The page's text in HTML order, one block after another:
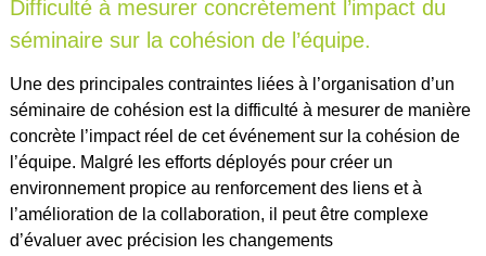
Difficulté à mesurer concrètement l’impact du
séminaire sur la cohésion de l’équipe.
Une des principales contraintes liées à l’organisation d’un
séminaire de cohésion est la difficulté à mesurer de manière
concrète l’impact réel de cet événement sur la cohésion de
l’équipe. Malgré les efforts déployés pour créer un
environnement propice au renforcement des liens et à
l’amélioration de la collaboration, il peut être complexe
d’évaluer avec précision les changements